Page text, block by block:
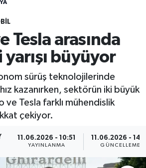
Tesla arasında
büyüyor
sürüş teknolojilerinde
kazanırken, sektörün iki büyük
ve Tesla farklı mühendislik
çekiyor.
11.06.2026 - 10:51
YAYINLANMA
11.06.2026 -
GÜNCELLEME